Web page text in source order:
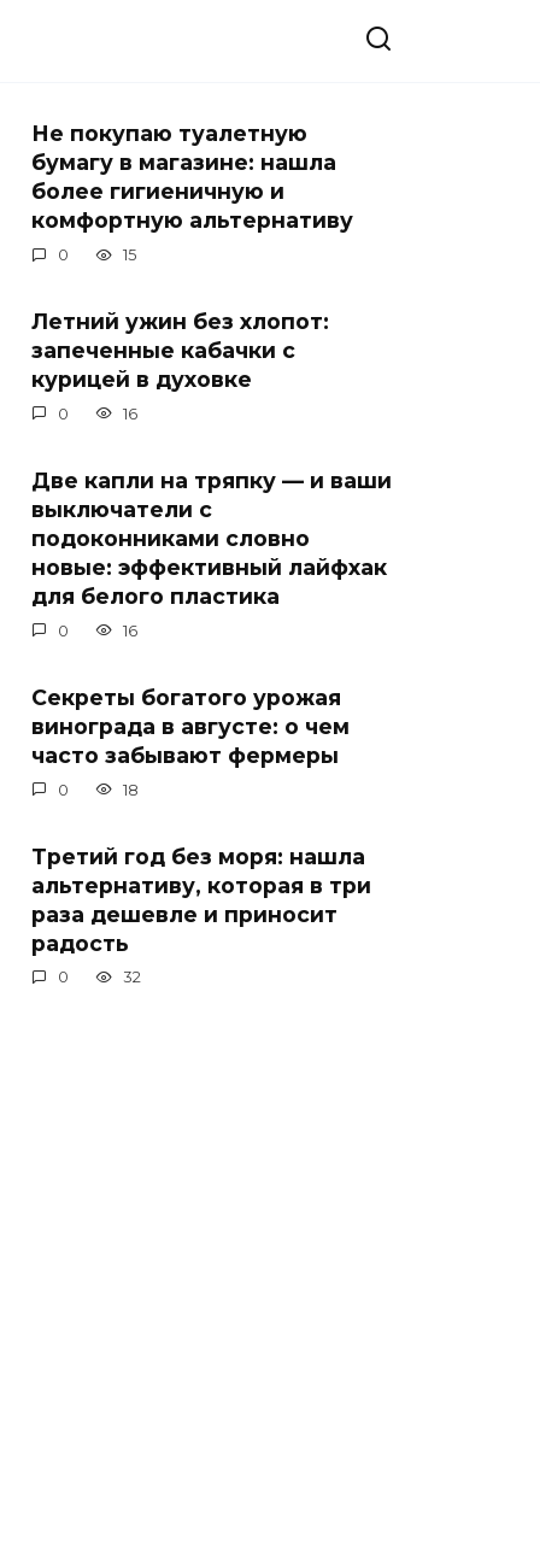
Не покупаю туалетную
бумагу в магазине: нашла
более гигиеничную и
комфортную альтернативу
0 15
Летний ужин без хлопот:
запеченные кабачки с
курицей в духовке
0 16
Две капли на тряпку — и ваши
выключатели с
подоконниками словно
новые: эффективный лайфхак
для белого пластика
0 16
Секреты богатого урожая
винограда в августе: о чем
часто забывают фермеры
0 18
Третий год без моря: нашла
альтернативу, которая в три
раза дешевле и приносит
радость
0 32